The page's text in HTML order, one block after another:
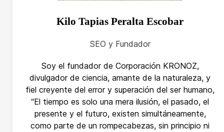
Kilo Tapias Peralta Escobar
SEO y Fundador
Soy el fundador de Corporación KRONOZ,
divulgador de ciencia, amante de la naturaleza, y
fiel creyente del error y superación del ser humano,
“El tiempo es solo una mera ilusión, el pasado, el
presente y el futuro, existen simultáneamente,
como parte de un rompecabezas, sin principio ni